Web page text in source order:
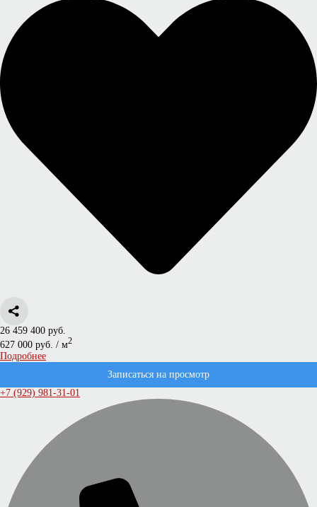
26 459 400 руб.
627 000 руб. / м2
Подробнее
Записаться на просмотр
+7 (929) 981-31-01